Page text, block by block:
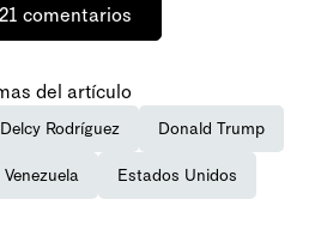
21 comentarios
del artículo
Delcy Rodríguez Donald Trump
Venezuela Estados Unidos